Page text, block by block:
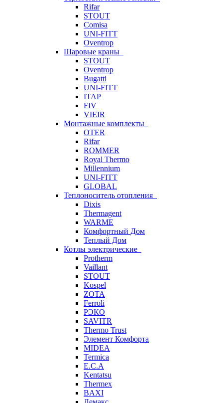
Rifar
STOUT
Comisa
UNI-FITT
Oventrop
Шаровые краны
STOUT
Oventrop
Bugatti
UNI-FITT
ITAP
FIV
VIEIR
Монтажные комплекты
OTER
Rifar
ROMMER
Royal Thermo
Millennium
UNI-FITT
GLOBAL
Теплоноситель отопления
Dixis
Thermagent
WARME
Комфортный Дом
Теплый Дом
Котлы электрические
Protherm
Vaillant
STOUT
Kospel
ZOTA
Ferroli
РЭКО
SAVITR
Thermo Trust
Элемент Комфорта
MIDEA
Termica
E.C.A
Kentatsu
Thermex
BAXI